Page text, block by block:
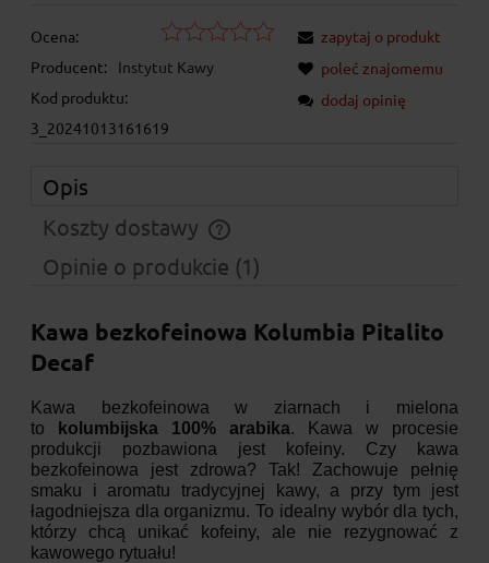
Ocena:
Producent:
Instytut Kawy
Kod produktu:
3_20241013161619
zapytaj o produkt
poleć znajomemu
dodaj opinię
Opis
Koszty dostawy
Cena nie zawiera ewentualnych kosztów płatności
Opinie o produkcie (1)
Kawa bezkofeinowa Kolumbia Pitalito
Decaf
Kawa bezkofeinowa w ziarnach i mielona
to
kolumbijska 100% arabika. Kawa w procesie
produkcji pozbawiona jest kofeiny. Czy kawa
bezkofeinowa jest zdrowa? Tak! Zachowuje pełnię
smaku i aromatu tradycyjnej kawy, a przy tym jest
łagodniejsza dla organizmu. To idealny wybór dla tych,
którzy chcą unikać kofeiny, ale nie rezygnować z
kawowego rytuału!